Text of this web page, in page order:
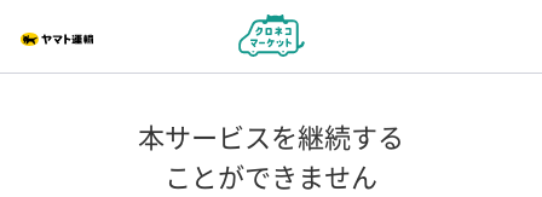
本サービスを継続する
ことができません